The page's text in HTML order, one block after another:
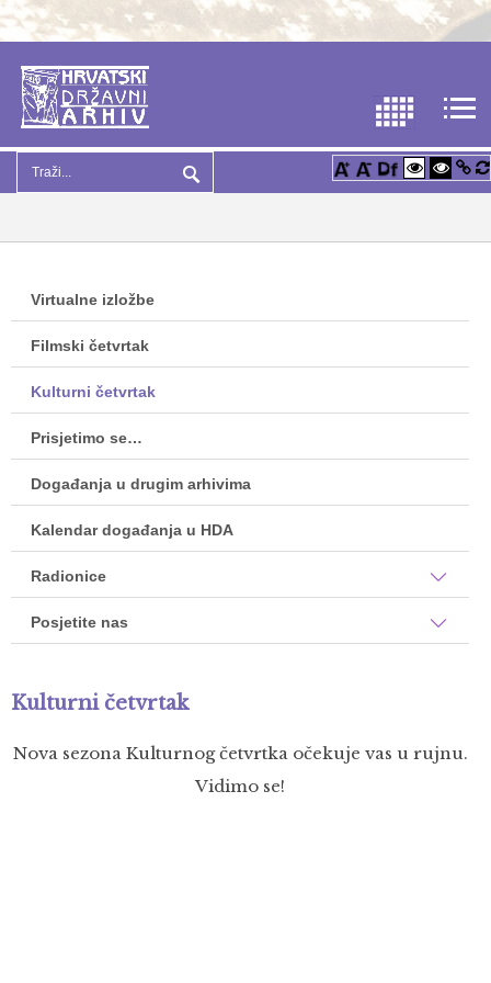
Virtualne izložbe
Filmski četvrtak
Kulturni četvrtak
Prisjetimo se…
Događanja u drugim arhivima
Kalendar događanja u HDA
Radionice
Posjetite nas
Kulturni četvrtak
Nova sezona Kulturnog četvrtka očekuje vas u rujnu.
Vidimo se!